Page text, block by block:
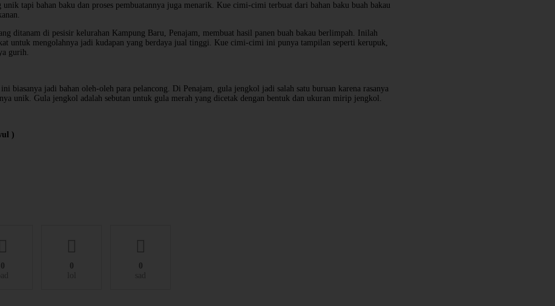
unik tapi bahan baku dan proses pembuatannya juga menarik. Kue cimi-cimi terbuat dari bahan baku buah bakau
ditanam di pesisir kelurahan Kampung Baru, Penajam, membuat hasil panen buah bakau berlimpah. Inilah
untuk mengolahnya jadi kudapan yang berdaya jual tinggi. Kue cimi-cimi ini punya tampilan seperti kerupuk,
gurih.
biasanya jadi bahan oleh-oleh para pelancong. Di Penajam, gula jengkol jadi salah satu buruan karena rasanya
unik. Gula jengkol adalah sebutan untuk gula merah yang dicetak dengan bentuk dan ukuran mirip jengkol.
)
0
bad
0
0
sad